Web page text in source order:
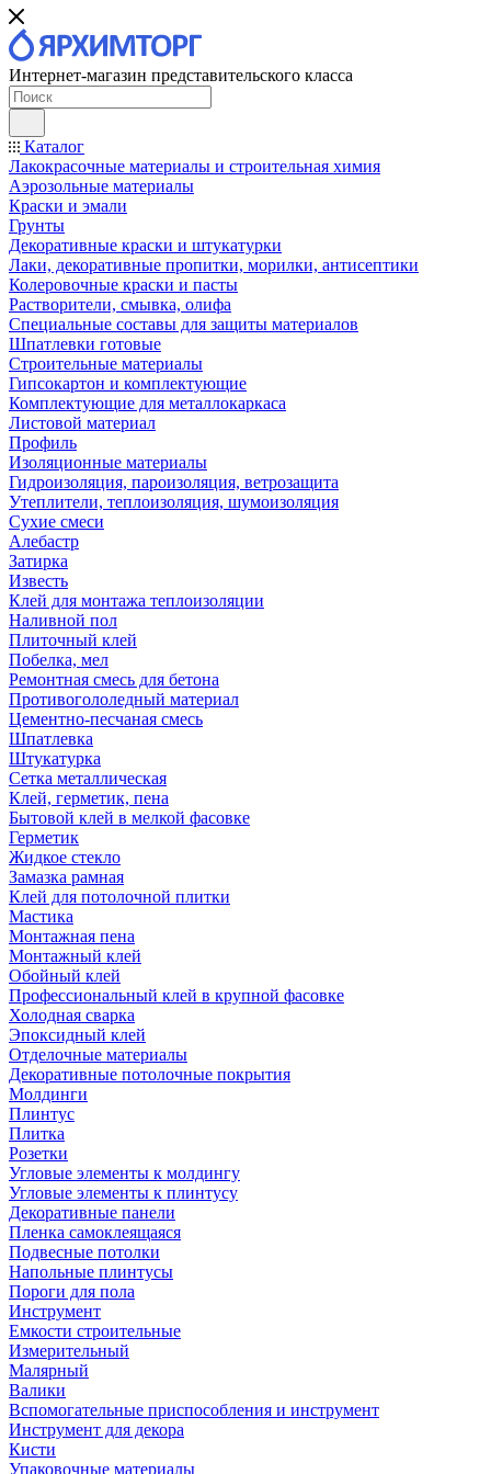
Интернет-магазин представительского класса
Каталог
Лакокрасочные материалы и строительная химия
Аэрозольные материалы
Краски и эмали
Грунты
Декоративные краски и штукатурки
Лаки, декоративные пропитки, морилки, антисептики
Колеровочные краски и пасты
Растворители, смывка, олифа
Специальные составы для защиты материалов
Шпатлевки готовые
Строительные материалы
Гипсокартон и комплектующие
Комплектующие для металлокаркаса
Листовой материал
Профиль
Изоляционные материалы
Гидроизоляция, пароизоляция, ветрозащита
Утеплители, теплоизоляция, шумоизоляция
Сухие смеси
Алебастр
Затирка
Известь
Клей для монтажа теплоизоляции
Наливной пол
Плиточный клей
Побелка, мел
Ремонтная смесь для бетона
Противогололедный материал
Цементно-песчаная смесь
Шпатлевка
Штукатурка
Сетка металлическая
Клей, герметик, пена
Бытовой клей в мелкой фасовке
Герметик
Жидкое стекло
Замазка рамная
Клей для потолочной плитки
Мастика
Монтажная пена
Монтажный клей
Обойный клей
Профессиональный клей в крупной фасовке
Холодная сварка
Эпоксидный клей
Отделочные материалы
Декоративные потолочные покрытия
Молдинги
Плинтус
Плитка
Розетки
Угловые элементы к молдингу
Угловые элементы к плинтусу
Декоративные панели
Пленка самоклеящаяся
Подвесные потолки
Напольные плинтусы
Пороги для пола
Инструмент
Емкости строительные
Измерительный
Малярный
Валики
Вспомогательные приспособления и инструмент
Инструмент для декора
Кисти
Упаковочные материалы